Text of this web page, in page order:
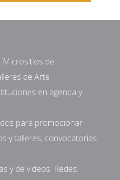
Micrositios de
de Arte
en agenda y
para promocionar
y talleres, convocatorias
y de videos. Redes.